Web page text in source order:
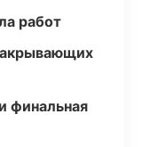
работ
финальная